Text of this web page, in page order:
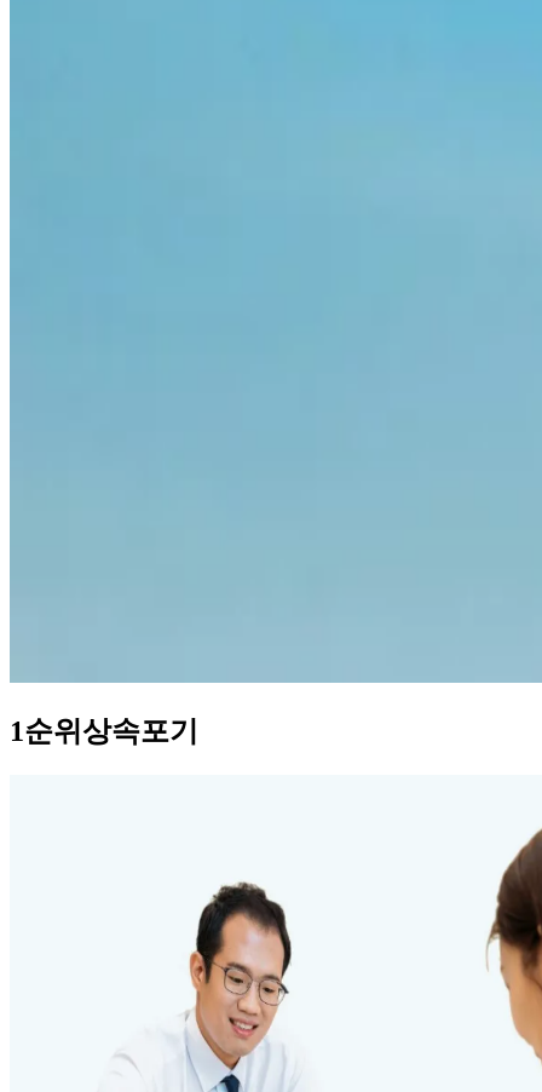
1순위상속포기